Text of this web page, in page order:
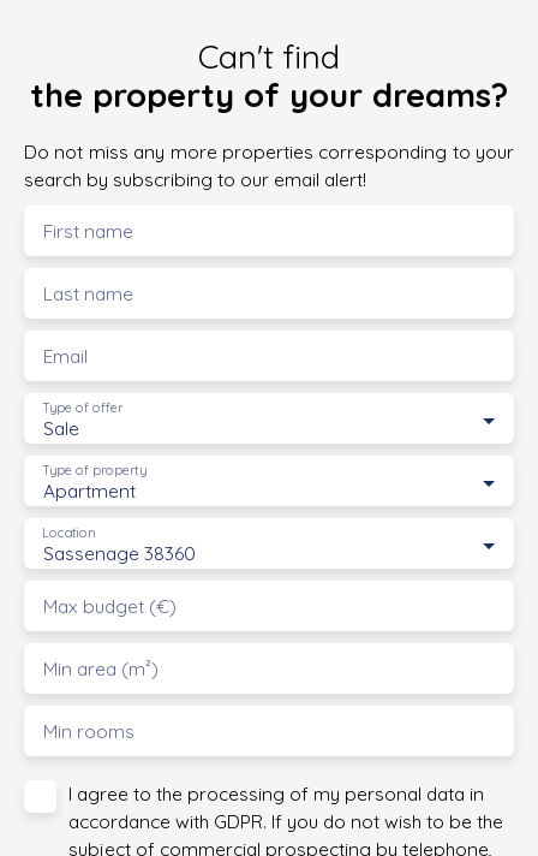
Can't find
the property of your dreams?
Do not miss any more properties corresponding to your
search by subscribing to our email alert!
First name
Last name
Email
Sale
Type of offer
Apartment
Type of property
Sassenage 38360
Location
Max budget (€)
Min area (m²)
Min rooms
I agree to the processing of my personal data in
accordance with GDPR. If you do not wish to be the
subject of commercial prospecting by telephone,